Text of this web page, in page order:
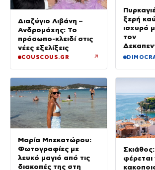
Διαζύγιο Λιβάνη –
Ανδρομάχης: Το
πρόσωπο-κλειδί στις
νέες εξελίξεις
COUSCOUS.GR ↗
ξερή
ισχυρό
τον
Μαρία Μπεκατώρου:
Φωτογραφίες με
λευκό μαγιό από τις
διακοπές της στη
φέρεται